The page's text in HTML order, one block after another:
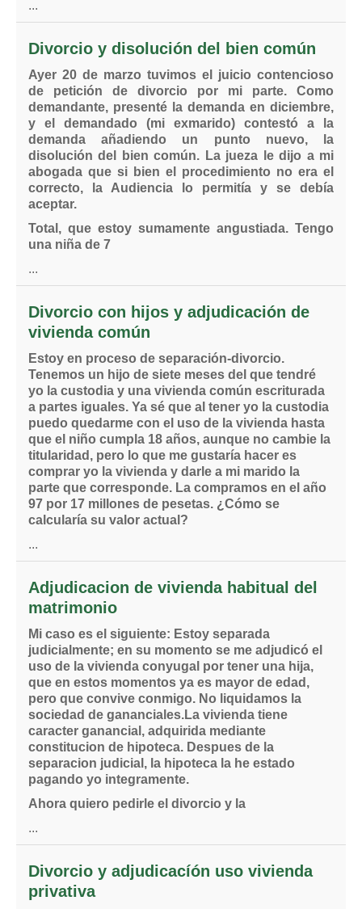
...
Divorcio y disolución del bien común
Ayer 20 de marzo tuvimos el juicio contencioso
de petición de divorcio por mi parte. Como
demandante, presenté la demanda en diciembre,
y el demandado (mi exmarido) contestó a la
demanda añadiendo un punto nuevo, la
disolución del bien común. La jueza le dijo a mi
abogada que si bien el procedimiento no era el
correcto, la Audiencia lo permitía y se debía
aceptar.
Total, que estoy sumamente angustiada. Tengo
una niña de 7
...
Divorcio con hijos y adjudicación de
vivienda común
Estoy en proceso de separación-divorcio.
Tenemos un hijo de siete meses del que tendré
yo la custodia y una vivienda común escriturada
a partes iguales. Ya sé que al tener yo la custodia
puedo quedarme con el uso de la vivienda hasta
que el niño cumpla 18 años, aunque no cambie la
titularidad, pero lo que me gustaría hacer es
comprar yo la vivienda y darle a mi marido la
parte que corresponde. La compramos en el año
97 por 17 millones de pesetas. ¿Cómo se
calcularía su valor actual?
...
Adjudicacion de vivienda habitual del
matrimonio
Mi caso es el siguiente: Estoy separada
judicialmente; en su momento se me adjudicó el
uso de la vivienda conyugal por tener una hija,
que en estos momentos ya es mayor de edad,
pero que convive conmigo. No liquidamos la
sociedad de gananciales.La vivienda tiene
caracter ganancial, adquirida mediante
constitucion de hipoteca. Despues de la
separacion judicial, la hipoteca la he estado
pagando yo integramente.
Ahora quiero pedirle el divorcio y la
...
Divorcio y adjudicacíón uso vivienda
privativa